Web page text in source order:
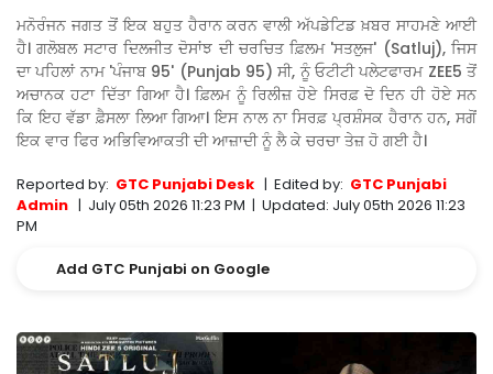
ਮਨੋਰੰਜਨ ਜਗਤ ਤੋਂ ਇਕ ਬਹੁਤ ਹੈਰਾਨ ਕਰਨ ਵਾਲੀ ਅੱਪਡੇਟਿਡ ਖ਼ਬਰ ਸਾਹਮਣੇ ਆਈ
ਹੈ। ਗਲੋਬਲ ਸਟਾਰ ਦਿਲਜੀਤ ਦੋਸਾਂਝ ਦੀ ਚਰਚਿਤ ਫ਼ਿਲਮ 'ਸਤਲੁਜ' (Satluj), ਜਿਸ
ਦਾ ਪਹਿਲਾਂ ਨਾਮ 'ਪੰਜਾਬ 95' (Punjab 95) ਸੀ, ਨੂੰ ਓਟੀਟੀ ਪਲੇਟਫਾਰਮ ZEE5 ਤੋਂ
ਅਚਾਨਕ ਹਟਾ ਦਿੱਤਾ ਗਿਆ ਹੈ। ਫ਼ਿਲਮ ਨੂੰ ਰਿਲੀਜ਼ ਹੋਏ ਸਿਰਫ਼ ਦੋ ਦਿਨ ਹੀ ਹੋਏ ਸਨ
ਕਿ ਇਹ ਵੱਡਾ ਫ਼ੈਸਲਾ ਲਿਆ ਗਿਆ। ਇਸ ਨਾਲ ਨਾ ਸਿਰਫ਼ ਪ੍ਰਸ਼ੰਸਕ ਹੈਰਾਨ ਹਨ, ਸਗੋਂ
ਇਕ ਵਾਰ ਫਿਰ ਅਭਿਵਿਆਕਤੀ ਦੀ ਆਜ਼ਾਦੀ ਨੂੰ ਲੈ ਕੇ ਚਰਚਾ ਤੇਜ਼ ਹੋ ਗਈ ਹੈ।
Reported by: GTC Punjabi Desk | Edited by: GTC Punjabi
Admin | July 05th 2026 11:23 PM | Updated: July 05th 2026 11:23
PM
Add GTC Punjabi on Google